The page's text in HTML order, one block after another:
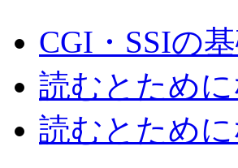
CGI・SSIの
読むとため
読むとため